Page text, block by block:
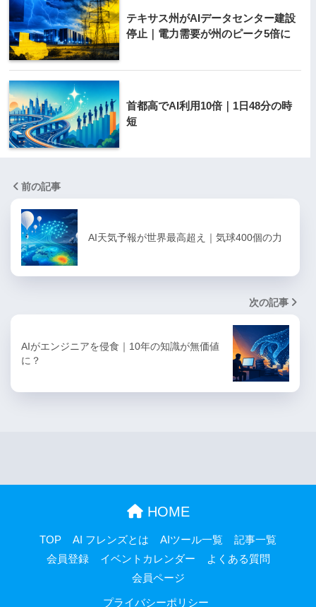
テキサス州がAIデータセンター建設
停止｜電力需要が州のピーク5倍に
首都高でAI利用10倍｜1日48分の時
短
前の記事
AI天気予報が世界最高超え｜気球400個の力
次の記事
AIがエンジニアを侵食｜10年の知識が無価値
に？
HOME
TOP AI フレンズとは AIツール一覧
記事一覧
会員登録
イベントカレンダー
よくある質問
会員ページ
プライバシーポリシー